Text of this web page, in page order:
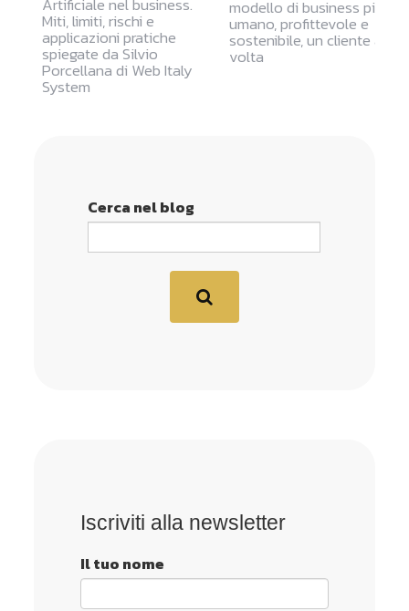
Artificiale nel business.
Miti, limiti, rischi e
applicazioni pratiche
spiegate da Silvio
Porcellana di Web Italy
System
modello di business più
umano, profittevole e
sostenibile, un cliente alla
volta
Cerca nel blog
Iscriviti alla newsletter
Il tuo nome